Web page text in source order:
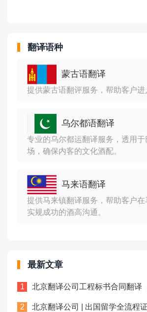
翻译语种
蒙古语翻译
提供蒙古语翻评服务，帮助客户进
乌尔都语翻译
专业的乌尔都运翻译服务，透用
场，确保内客的文化酒配。
马来语翻译
提供马来镇翻译服务，帮助客户
实规成功的酒高沟通。
最新文章